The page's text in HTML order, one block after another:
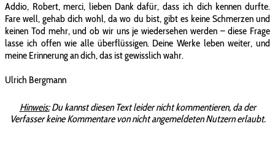
Addio, Robert, merci, lieben Dank dafür, dass ich dich kennen durfte.
Fare well, gehab dich wohl, da wo du bist, gibt es keine Schmerzen und
keinen Tod mehr, und ob wir uns je wiedersehen werden – diese Frage
lasse ich offen wie alle überflüssigen. Deine Werke leben weiter, und
meine Erinnerung an dich, das ist gewisslich wahr.
Ulrich Bergmann
Hinweis:Du kannst diesen Text leider nicht kommentieren, da der
Verfasser keine Kommentare von nicht angemeldeten Nutzern erlaubt.